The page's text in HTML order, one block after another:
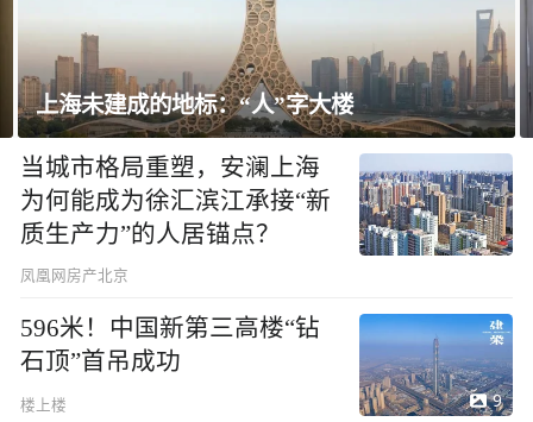
飘窗竟然能变身全屋C位 都后悔没早知道！
当城市格局重塑，安澜上海
为何能成为徐汇滨江承接“新
质生产力”的人居锚点？
凤凰网房产北京
596米！中国新第三高楼“钻
石顶”首吊成功
楼上楼 9